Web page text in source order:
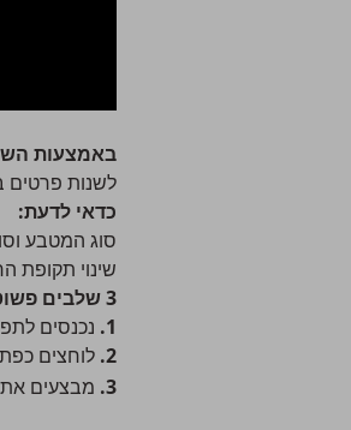
באמצעות
לשנות פרטים
כדאי לדעת:
סוג המטבע
שינוי תקופת
3 שלבים פשוטים לביצוע הפעולה:
1. נכנסים
2. לוחצים
3. מבצעים את